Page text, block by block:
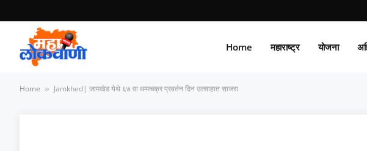
Home महाराष्ट्र योजना
Home » Jamkhed| जामखेड येथे ६७ वा धम्मचक्र प्रवर्तन दिन उत्साहात साजरा